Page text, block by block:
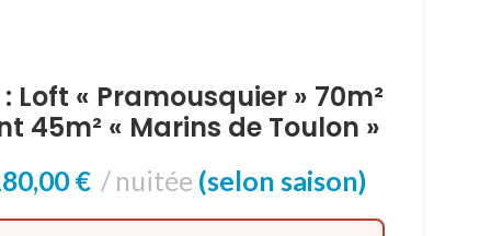
Loft « Pramousquier » 70m²
45m² « Marins de Toulon »
€ nuitée (selon saison)